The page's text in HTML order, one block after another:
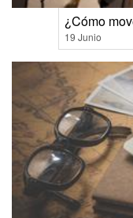
¿Cómo
19 Junio